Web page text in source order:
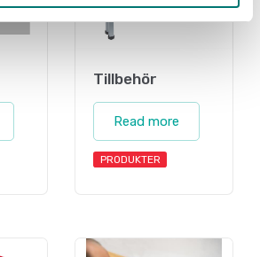
Tillbehör
Read more
PRODUKTER